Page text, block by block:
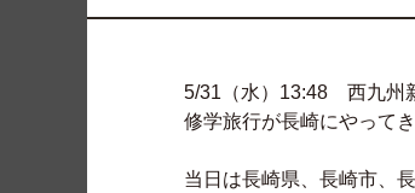
5/31（水）13:48 西九州
修学旅行が長崎にやってき
当日は長崎県、長崎市、